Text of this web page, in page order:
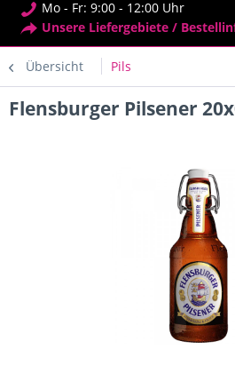
Mo - Fr: 9:00 - 12:00 Uhr
Unsere Liefergebiete /
Übersicht Pils
Flensburger Pilsener